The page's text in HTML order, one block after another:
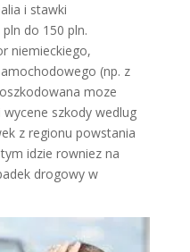
i stawki
do 150 pln.
niemieckiego,
(np. z
moze
szkody wedlug
z regionu powstania
idzie rowniez na
drogowy w